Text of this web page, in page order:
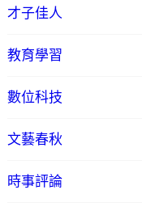
才子佳人
教育學習
數位科技
文藝春秋
時事評論